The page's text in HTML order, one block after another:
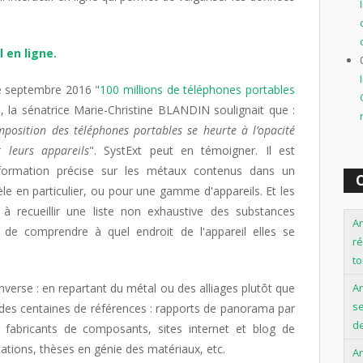
en ligne.
2016 "100 millions de téléphones portables
la sénatrice Marie-Christine BLANDIN soulignait que :
des téléphones portables se heurte à l’opacité
leurs appareils". SystExt peut en témoigner. Il est
précise sur les métaux contenus dans un
en particulier, ou pour une gamme d'appareils. Et les
recueillir une liste non exhaustive des substances
comprendre à quel endroit de l'appareil elles se
: en repartant du métal ou des alliages plutôt que
centaines de références : rapports de panorama par
fabricants de composants, sites internet et blog de
thèses en génie des matériaux, etc.